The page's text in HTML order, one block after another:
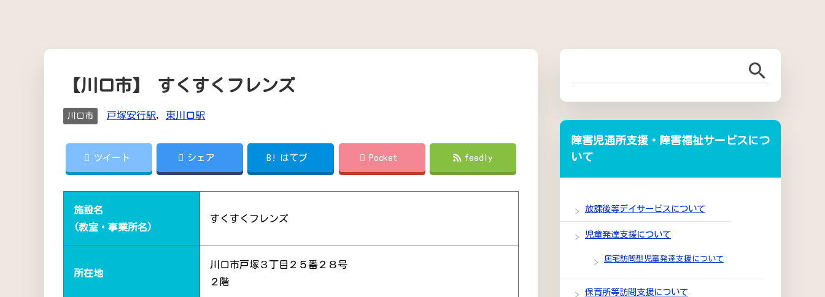
【川口市】 すくすくフレンズ
川口市 戸塚安行駅, 東川口駅
ツイート シェア B! はてブ Pocket feedly
施設名
(教室・事業所名)
すくすくフレンズ
所在地
川口市戸塚３丁目２５番２８号
２階
障害児通所支援・障害福祉サービスにつ
いて
放課後等デイサービスについて
児童発達支援について
居宅訪問型児童発達支援について
保育所等訪問支援について